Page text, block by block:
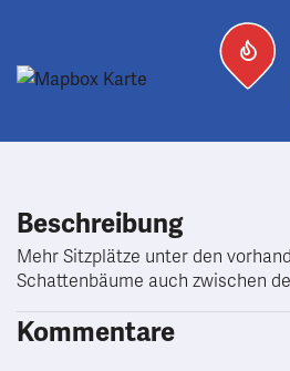
Beschreibung
Mehr Sitzplätze unter den
Schattenbäume auch zwischen
Kommentare